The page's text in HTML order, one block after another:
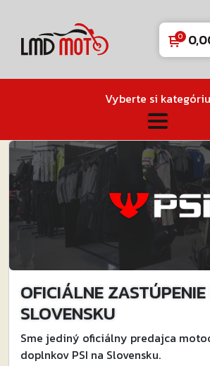
Vyberte si kategóriu
OFICIÁLNE
SLOVENSKU
Sme jediný oficiálny predajca
doplnkov PSI na Slovensku.